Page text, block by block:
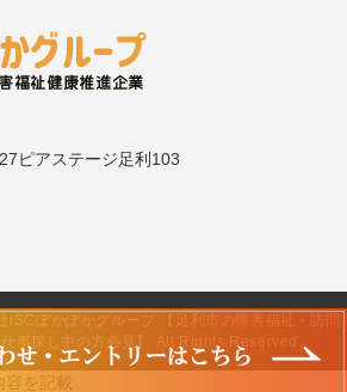
ピアステージ足利103
ぽかぽかグループ 【足利市の障害福祉・訪問
事探し中の方必見】 All Rights Reserved.
容を記載